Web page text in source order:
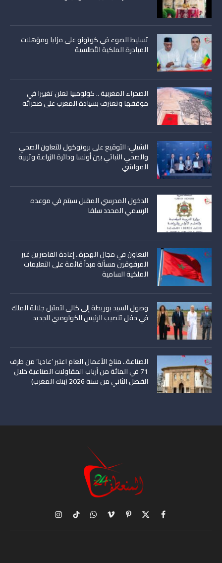
تسليط الضوء في كوتونو على مزايا ومؤهلات
المبادرة الملكية الأطلسية
الصحراء المغربية .. كولومبيا تعلن تغييرا في
موقفها وتعترف بسيادة المغرب على صحرائه
الشيلي: التوقيع على بروتوكول للتعاون الصحي
والصحي النباتي بين أونسا ودائرة الزراعة وتربية
المواشي
الدخول المدرسي المقبل سیتم في موعده
الرسمي المحدد سلفا
التعاون في مجال الهجرة.. إعادة القاصرين غير
المرفوقين مسألة مبدأ قائمة على التعليمات
الملكية السامية
وصول السيد بوريطة إلى كالي لتمثيل جلالة الملك
في حفل تنصيب الرئيس الكولومبي الجديد
الصناعة.. مناخ الأعمال العام اعتبر ‘عاديا’ من طرف
71 في المائة من أرباب المقاولات الصناعية خلال
الفصل الثاني من سنة 2026 (بنك المغرب)
فيسبوك
X
(Twitter)
بينتيريستفيميوواتسابتيكتوكالانستغرام